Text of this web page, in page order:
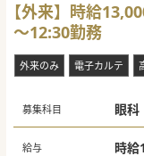
【外来】時給
～12:30勤務
外来のみ 電子カルテ
募集科目 眼科
給与 時給